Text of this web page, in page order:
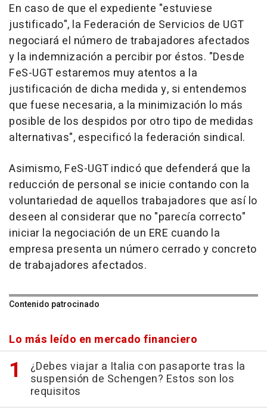
En caso de que el expediente "estuviese
justificado", la Federación de Servicios de UGT
negociará el número de trabajadores afectados
y la indemnización a percibir por éstos. "Desde
FeS-UGT estaremos muy atentos a la
justificación de dicha medida y, si entendemos
que fuese necesaria, a la minimización lo más
posible de los despidos por otro tipo de medidas
alternativas", especificó la federación sindical.
Asimismo, FeS-UGT indicó que defenderá que la
reducción de personal se inicie contando con la
voluntariedad de aquellos trabajadores que así lo
deseen al considerar que no "parecía correcto"
iniciar la negociación de un ERE cuando la
empresa presenta un número cerrado y concreto
de trabajadores afectados.
Contenido patrocinado
Lo más leído en mercado financiero
¿Debes viajar a Italia con pasaporte tras la
suspensión de Schengen? Estos son los
requisitos